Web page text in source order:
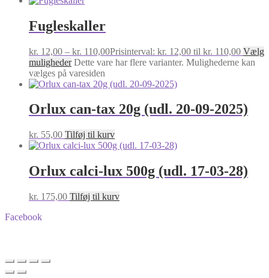
Fugleskaller
kr. 12,00 – kr. 110,00Prisinterval: kr. 12,00 til kr. 110,00 Vælg
muligheder Dette vare har flere varianter. Mulighederne kan
vælges på varesiden
Orlux can-tax 20g (udl. 20-09-2025)
kr. 55,00 Tilføj til kurv
Orlux calci-lux 500g (udl. 17-03-28)
kr. 175,00 Tilføj til kurv
Facebook